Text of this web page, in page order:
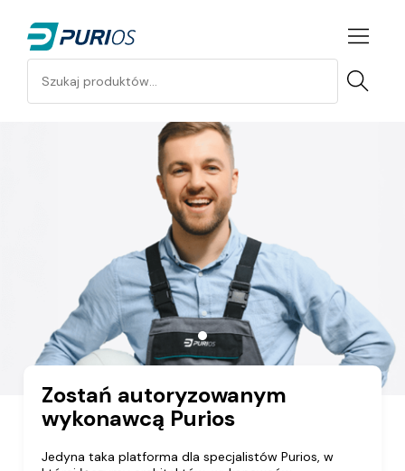
Wykonawcy
Rotator produkty
Rotator wykonawcy
Zostań autoryzowanym
wykonawcą Purios
Jedyna taka platforma dla specjalistów Purios, w